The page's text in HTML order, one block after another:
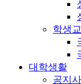
학생
대학생활
공지